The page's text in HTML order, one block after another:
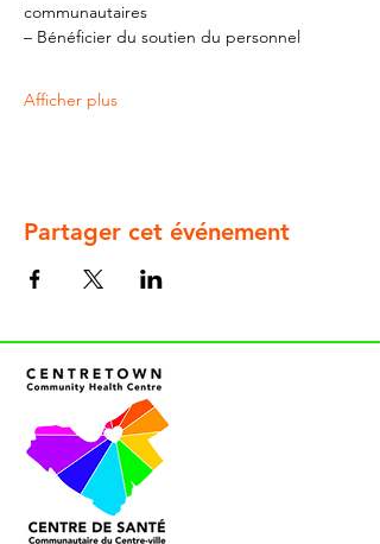
communautaires
– Bénéficier du soutien du personnel
Afficher plus
Partager cet événement